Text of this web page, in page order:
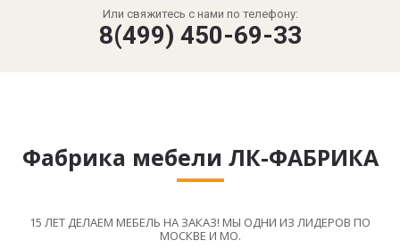
Или свяжитесь с нами по телефону:
8(499) 450-69-33
Фабрика мебели ЛК-ФАБРИКА
15 ЛЕТ ДЕЛАЕМ МЕБЕЛЬ НА ЗАКАЗ! МЫ ОДНИ ИЗ ЛИДЕРОВ ПО
МОСКВЕ И МО.